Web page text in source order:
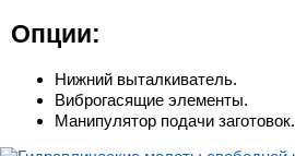
Опции:
Нижний выталкиватель.
Виброгасящие элементы.
Манипулятор подачи заготовок.